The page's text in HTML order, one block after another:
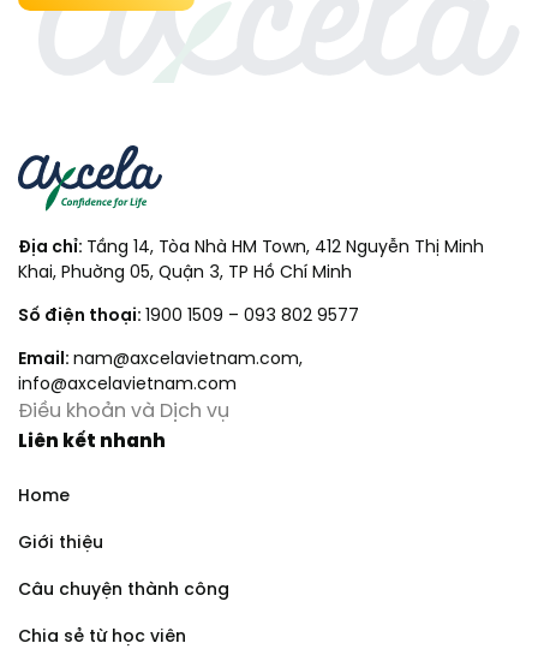
Địa chỉ: Tầng 14, Tòa Nhà HM Town, 412 Nguyễn Thị Minh
Khai, Phuờng 05, Quận 3, TP Hồ Chí Minh
Số điện thoại: 1900 1509 – 093 802 9577
Email: nam@axcelavietnam.com,
info@axcelavietnam.com
Điều khoản và Dịch vụ
Liên kết nhanh
Home
Giới thiệu
Câu chuyện thành công
Chia sẻ từ học viên